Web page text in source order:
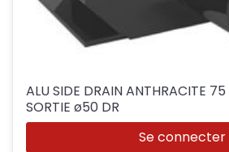
ALU SIDE DRAIN ANTHRACITE 75
SORTIE ø50 DR
Se connecter